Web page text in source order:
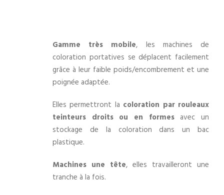
Gamme très mobile, les machines de
coloration portatives se déplacent facilement
grâce à leur faible poids/encombrement et une
poignée adaptée.
Elles permettront la coloration par rouleaux
teinteurs droits ou en formesavec un
stockage de la coloration dans un bac
plastique.
Machines une tête, elles travailleront une
tranche à la fois.